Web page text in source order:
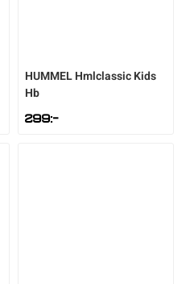
HUMMELHmlclassic Kids
Hb
299:-